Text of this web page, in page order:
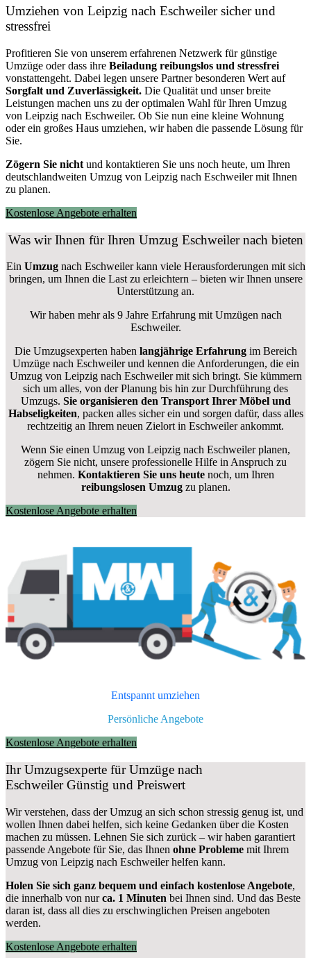
Umziehen von Leipzig nach Eschweilersicher und
stressfrei
Profitieren Sie von unserem erfahrenen Netzwerk für günstige
Umzüge oder dass ihre Beiladung reibungslos und stressfrei
vonstattengeht. Dabei legen unsere Partner besonderen Wert auf
Sorgfalt und Zuverlässigkeit. Die Qualität und unser breite
Leistungen machen uns zu der optimalen Wahl für Ihren Umzug
von Leipzig nach Eschweiler. Ob Sie nun eine kleine Wohnung
oder ein großes Haus umziehen, wir haben die passende Lösung für
Sie.
Zögern Sie nicht und kontaktieren Sie uns noch heute, um Ihren
deutschlandweiten Umzug von Leipzig nach Eschweiler mit Ihnen
zu planen.
Kostenlose Angebote erhalten
Was wir Ihnen für Ihren Umzug Eschweiler nach bieten
Ein Umzugnach Eschweiler kann viele Herausforderungen mit sich
bringen, um Ihnen die Last zu erleichtern – bieten wir Ihnen unsere
Unterstützung an.
Wir haben mehr als 9 Jahre Erfahrung mit Umzügen nach
Eschweiler.
Die Umzugsexperten haben langjährige Erfahrungim Bereich
Umzüge nach Eschweiler und kennen die Anforderungen, die ein
Umzug von Leipzig nach Eschweiler mit sich bringt. Sie kümmern
sich um alles, von der Planung bis hin zur Durchführung des
Umzugs. Sie organisieren den Transport Ihrer Möbel und
Habseligkeiten, packen alles sicher ein und sorgen dafür, dass alles
rechtzeitig an Ihrem neuen Zielort in Eschweiler ankommt.
Wenn Sie einen Umzug von Leipzig nach Eschweiler planen,
zögern Sie nicht, unsere professionelle Hilfe in Anspruch zu
nehmen. Kontaktieren Sie uns heutenoch, um Ihren
reibungslosen Umzugzu planen.
Kostenlose Angebote erhalten
Entspannt umziehen
Persönliche Angebote
Kostenlose Angebote erhalten
Ihr Umzugsexperte für Umzüge nach
EschweilerGünstig und Preiswert
Wir verstehen, dass der Umzug an sich schon stressig genug ist, und
wollen Ihnen dabei helfen, sich keine Gedanken über die Kosten
machen zu müssen. Lehnen Sie sich zurück – wir haben garantiert
passende Angebote für Sie, das Ihnen ohne Probleme mit Ihrem
Umzug von Leipzig nach Eschweiler helfen kann.
Holen Sie sich ganz bequem und einfach kostenlose Angebote,
die innerhalb von nurca. 1 Minuten bei Ihnen sind. Und das Beste
daran ist, dass all dies zu erschwinglichen Preisen angeboten
werden.
Kostenlose Angebote erhalten